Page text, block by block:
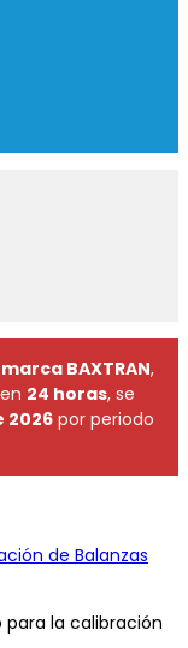
marca BAXTRAN,
24 horas, se
2026por periodo
de Balanzas